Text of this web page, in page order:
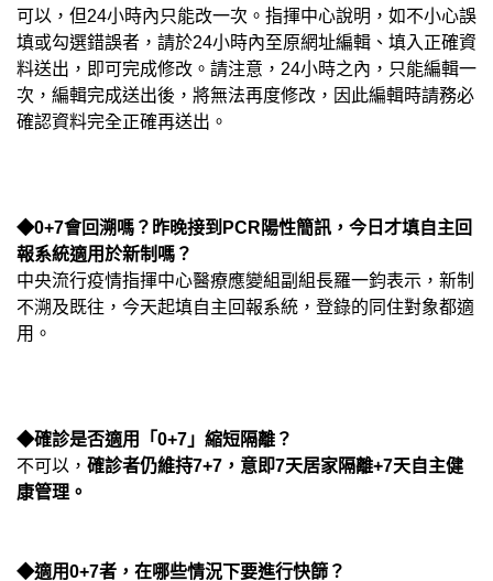
可以，但24小時內只能改一次。指揮中心說明，如不小心誤
填或勾選錯誤者，請於24小時內至原網址編輯、填入正確資
料送出，即可完成修改。請注意，24小時之內，只能編輯一
次，編輯完成送出後，將無法再度修改，因此編輯時請務必
確認資料完全正確再送出。
◆0+7會回溯嗎？昨晚接到PCR陽性簡訊，今日才填自主回
報系統適用於新制嗎？
中央流行疫情指揮中心醫療應變組副組長羅一鈞表示，新制
不溯及既往，今天起填自主回報系統，登錄的同住對象都適
用。
◆確診是否適用「0+7」縮短隔離？
不可以， 確診者仍維持7+7，意即7天居家隔離+7天自主健
康管理。
◆適用0+7者，在哪些情況下要進行快篩？